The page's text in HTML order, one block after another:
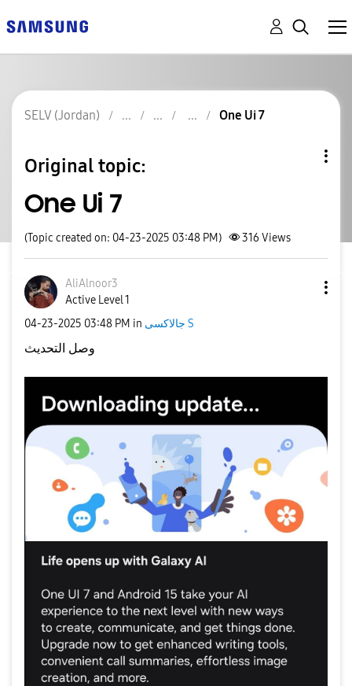
SELV (Jordan) One Ui 7
Original topic:
One Ui 7
(Topic created on: 04-23-2025 03:48 PM) 316 Views
AliAlnoor3
Active Level 1
‎04-23-2025 03:48 PM in جالاكسى S
وصل التحديث